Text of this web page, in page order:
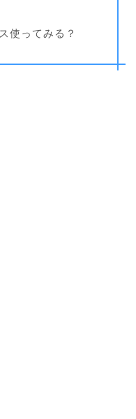
使ってみる？